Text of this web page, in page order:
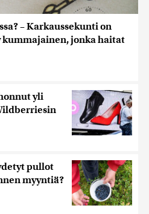
– Karkaussekunti on
jonka haitat
yli
pullot
myyntiä?